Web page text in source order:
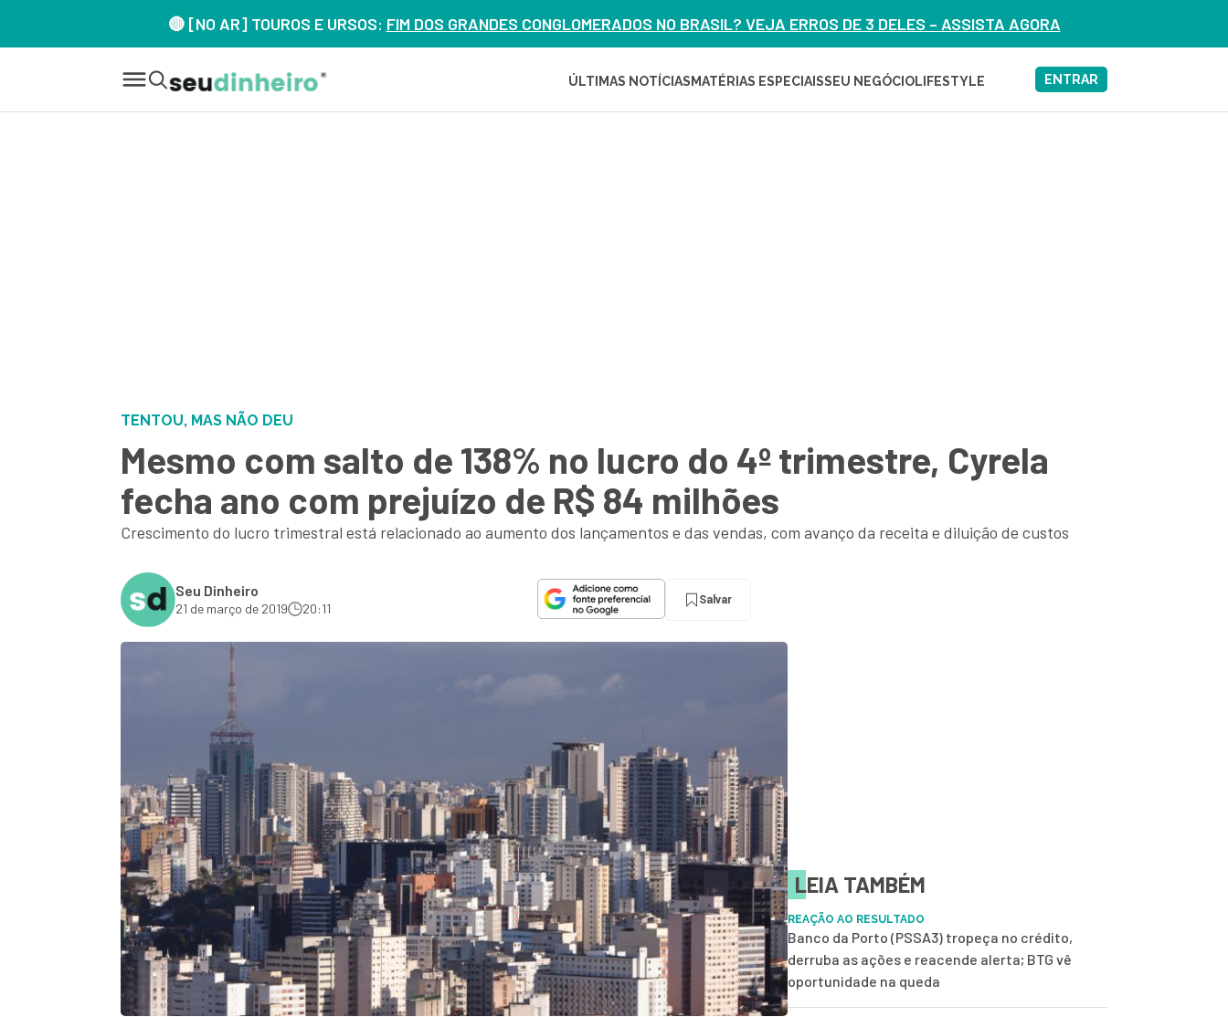
🔴 [NO AR] TOUROS E URSOS: FIM DOS GRANDES CONGLOMERADOS NO BRASIL? VEJA ERROS DE 3 DELES – ASSISTA AGORA
ÚLTIMAS NOTÍCIAS MATÉRIAS ESPECIAISSEU NEGÓCIOLIFESTYLE ENTRAR
TENTOU, MAS NÃO DEU
Mesmo com salto de 138% no lucro do 4º trimestre, Cyrela
fecha ano com prejuízo de R$ 84 milhões
Crescimento do lucro trimestral está relacionado ao aumento dos lançamentos e das vendas, com avanço da receita e diluição de custos
Seu Dinheiro
21 de março de 2019 20:11
Salvar
LEIA TAMBÉM
REAÇÃO AO RESULTADO
Banco da Porto (PSSA3) tropeça no crédito,
derruba as ações e reacende alerta; BTG vê
oportunidade na queda